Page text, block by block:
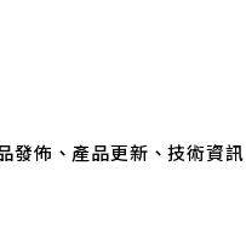
佈、產品更新、技術資